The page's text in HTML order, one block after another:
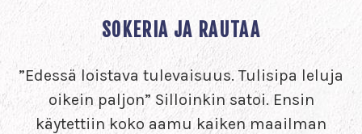
SOKERIA JA RAUTAA
”Edessä loistava tulevaisuus. Tulisipa leluja
oikein paljon” Silloinkin satoi. Ensin
käytettiin koko aamu kaiken maailman